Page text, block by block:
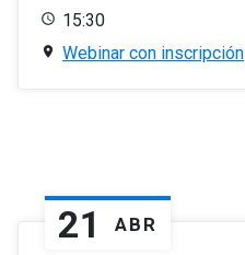
15:30
Webinar con inscripción
21 ABR